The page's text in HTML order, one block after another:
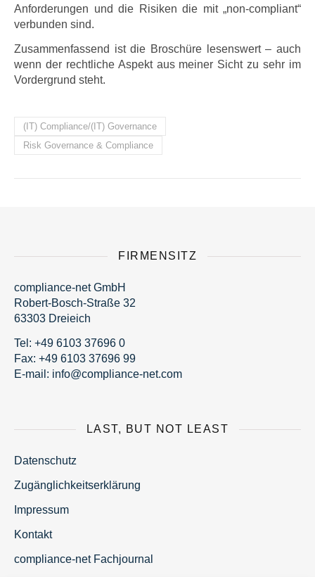
Anforderungen und die Risiken die mit „non-compliant“
verbunden sind.
Zusammenfassend ist die Broschüre lesenswert – auch
wenn der rechtliche Aspekt aus meiner Sicht zu sehr im
Vordergrund steht.
(IT) Compliance/(IT) Governance
Risk Governance & Compliance
FIRMENSITZ
compliance-net GmbH
Robert-Bosch-Straße 32
63303 Dreieich
Tel: +49 6103 37696 0
Fax: +49 6103 37696 99
E-mail:
moc.t
en-ec
nailp
moc@o
fni
LAST, BUT NOT LEAST
Datenschutz
Zugänglichkeitserklärung
Impressum
Kontakt
compliance-net Fachjournal